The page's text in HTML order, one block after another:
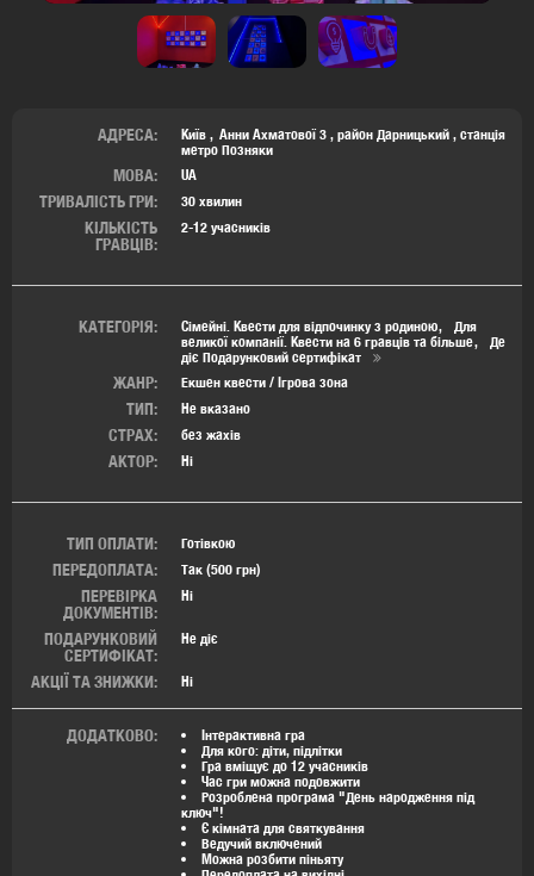
АДРЕСА: Київ Анни Ахматової 3 , район Дарницький , станція
метро Позняки
МОВА: UA
ТРИВАЛІСТЬ ГРИ: 30 хвилин
КІЛЬКІСТЬ
ГРАВЦІВ:
2-12 учасників
КАТЕГОРІЯ: Сімейні. Квести для відпочинку з родиною
Для
великої компанії. Квести на 6 гравців та більше
Де
діє Подарунковий сертифікат
ЖАНР: Екшен квести / Ігрова зона
ТИП: Не вказано
СТРАХ: без жахів
АКТОР: Ні
ТИП ОПЛАТИ: Готівкою
ПЕРЕДОПЛАТА: Так (500 грн)
ПЕРЕВІРКА
ДОКУМЕНТІВ:
Ні
ПОДАРУНКОВИЙ
СЕРТИФІКАТ:
Не діє
АКЦІЇ ТА ЗНИЖКИ: Ні
ДОДАТКОВО:
Інтерактивна гра
Для кого: діти, підлітки
Гра вміщує до 12 учасників
Час гри можна подовжити
Розроблена програма "День народження під
ключ"!
Є кімната для святкування
Ведучий включений
Можна розбити піньяту